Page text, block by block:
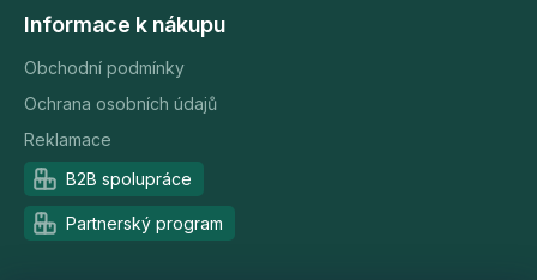
Informace k nákupu
Obchodní podmínky
Ochrana osobních údajů
Reklamace
B2B spolupráce
Partnerský program